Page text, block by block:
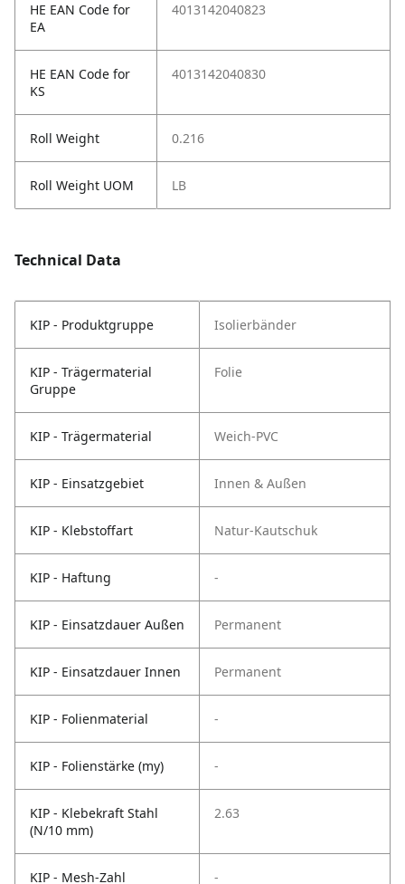
HE EAN Code for
EA
4013142040823
HE EAN Code for
KS
4013142040830
Roll Weight 0.216
Roll Weight UOM LB
Technical Data
KIP - Produktgruppe Isolierbänder
KIP - Trägermaterial
Gruppe
Folie
KIP - Trägermaterial Weich-PVC
KIP - Einsatzgebiet Innen & Außen
KIP - Klebstoffart Natur-Kautschuk
KIP - Haftung -
KIP - Einsatzdauer Außen Permanent
KIP - Einsatzdauer Innen Permanent
KIP - Folienmaterial -
KIP - Folienstärke (my) -
KIP - Klebekraft Stahl
(N/10 mm)
2.63
KIP - Mesh-Zahl -